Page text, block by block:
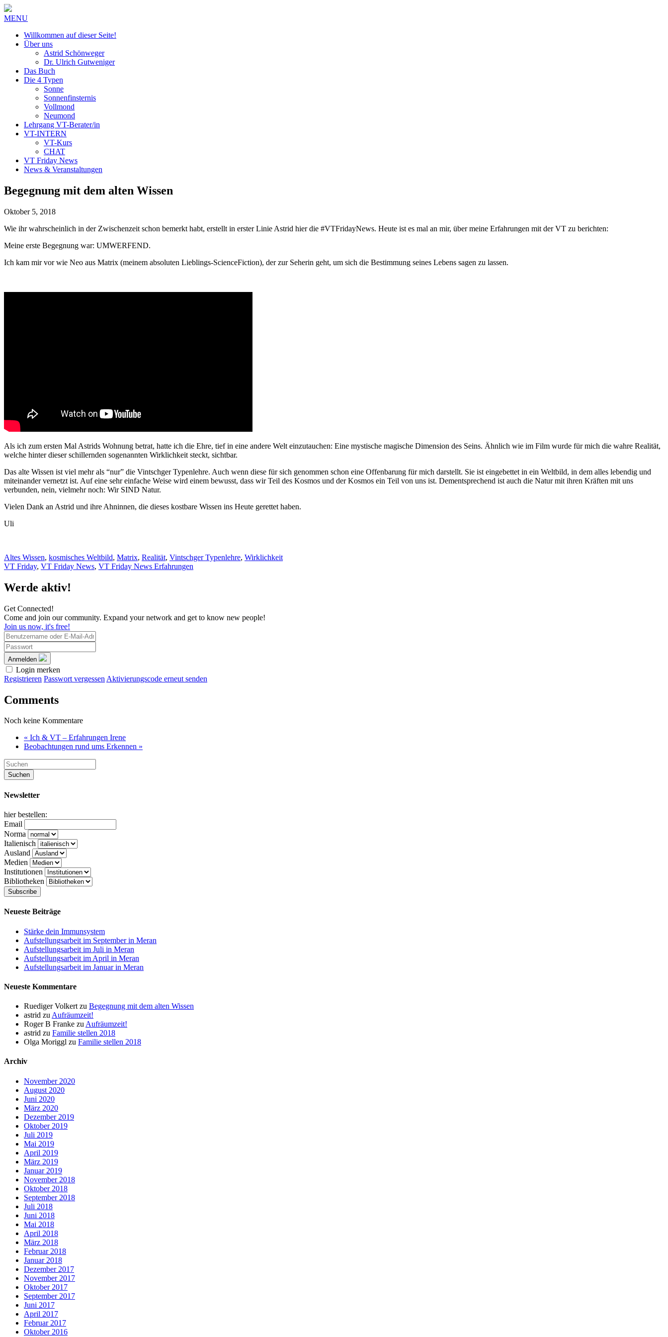
MENU
Willkommen auf dieser Seite!
Über uns
Astrid Schönweger
Dr. Ulrich Gutweniger
Das Buch
Die 4 Typen
Sonne
Sonnenfinsternis
Vollmond
Neumond
Lehrgang VT-Berater/in
VT-INTERN
VT-Kurs
CHAT
VT Friday News
News & Veranstaltungen
Begegnung mit dem alten Wissen
Oktober 5, 2018
Wie ihr wahrscheinlich in der Zwischenzeit schon bemerkt habt, erstellt in erster Linie Astrid hier die #VTFridayNews. Heute ist es mal an mir, über meine Erfahrungen mit der VT zu berichten:
Meine erste Begegnung war: UMWERFEND.
Ich kam mir vor wie Neo aus Matrix (meinem absoluten Lieblings-ScienceFiction), der zur Seherin geht, um sich die Bestimmung seines Lebens sagen zu lassen.
Als ich zum ersten Mal Astrids Wohnung betrat, hatte ich die Ehre, tief in eine andere Welt einzutauchen: Eine mystische magische Dimension des Seins. Ähnlich wie im Film wurde für mich die wahre Realität,
welche hinter dieser schillernden sogenannten Wirklichkeit steckt, sichtbar.
Das alte Wissen ist viel mehr als “nur” die Vintschger Typenlehre. Auch wenn diese für sich genommen schon eine Offenbarung für mich darstellt. Sie ist eingebettet in ein Weltbild, in dem alles lebendig und
miteinander vernetzt ist. Auf eine sehr einfache Weise wird einem bewusst, dass wir Teil des Kosmos und der Kosmos ein Teil von uns ist. Dementsprechend ist auch die Natur mit ihren Kräften mit uns
verbunden, nein, vielmehr noch: Wir SIND Natur.
Vielen Dank an Astrid und ihre Ahninnen, die dieses kostbare Wissen ins Heute gerettet haben.
Uli
Altes Wissen, kosmisches Weltbild, Matrix, Realität, Vintschger Typenlehre, Wirklichkeit
VT Friday, VT Friday News, VT Friday News Erfahrungen
Werde aktiv!
Get Connected!
Come and join our community. Expand your network and get to know new people!
Join us now, it's free!
Anmelden
Login merken
Registrieren Passwort vergessen Aktivierungscode erneut senden
Comments
Noch keine Kommentare
« Ich & VT – Erfahrungen Irene
Beobachtungen rund ums Erkennen »
Newsletter
hier bestellen:
Email
Norma
Italienisch
Ausland
Medien
Institutionen
Bibliotheken
Neueste Beiträge
Stärke dein Immunsystem
Aufstellungsarbeit im September in Meran
Aufstellungsarbeit im Juli in Meran
Aufstellungsarbeit im April in Meran
Aufstellungsarbeit im Januar in Meran
Neueste Kommentare
Ruediger Volkert zu Begegnung mit dem alten Wissen
astrid zu Aufräumzeit!
Roger B Franke zu Aufräumzeit!
astrid zu Familie stellen 2018
Olga Moriggl zu Familie stellen 2018
Archiv
November 2020
August 2020
Juni 2020
März 2020
Dezember 2019
Oktober 2019
Juli 2019
Mai 2019
April 2019
März 2019
Januar 2019
November 2018
Oktober 2018
September 2018
Juli 2018
Juni 2018
Mai 2018
April 2018
März 2018
Februar 2018
Januar 2018
Dezember 2017
November 2017
Oktober 2017
September 2017
Juni 2017
April 2017
Februar 2017
Oktober 2016